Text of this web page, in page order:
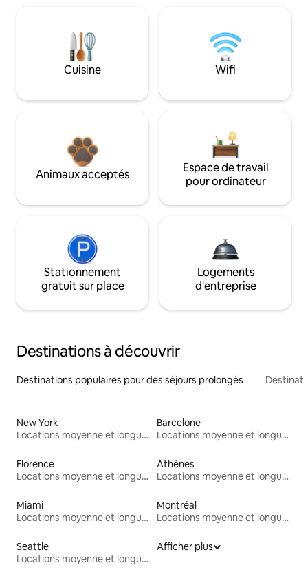
Cuisine Wifi
Animaux acceptés
Espace de travail
pour ordinateur
Stationnement
gratuit sur place
Logements
d'entreprise
Destinations à découvrir
Destinations populaires pour des séjours prolongés
New York
Locations moyenne et longue durée
Barcelone
Locations moyenne et longue durée
Florence
Locations moyenne et longue durée
Athènes
Locations moyenne et longue durée
Miami
Locations moyenne et longue durée
Montréal
Locations moyenne et longue durée
Seattle
Locations moyenne et longue durée
Afficher plus